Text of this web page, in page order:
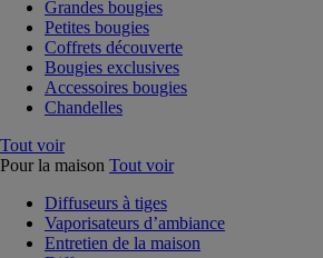
Grandes bougies
Petites bougies
Coffrets découverte
Bougies exclusives
Accessoires bougies
Chandelles
Tout voir
Pour la maison Tout voir
Diffuseurs à tiges
Vaporisateurs d’ambiance
Entretien de la maison